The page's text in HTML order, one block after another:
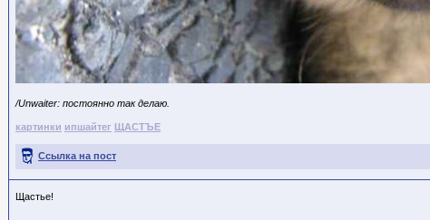
/Unwaiter: постоянно так делаю.
картинки ипшайтег ЩАСТЪЕ
Ссылка на пост
Щастье!